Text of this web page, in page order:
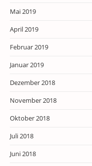
Mai 2019
April 2019
Februar 2019
Januar 2019
Dezember 2018
November 2018
Oktober 2018
Juli 2018
Juni 2018